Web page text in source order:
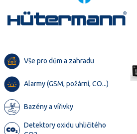
Vše pro dům a zahradu
Alarmy (GSM, požární, CO...)
Bazény a vířivky
Detektory oxidu uhličitého